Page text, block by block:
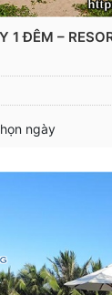
1 ĐÊM –
ngày